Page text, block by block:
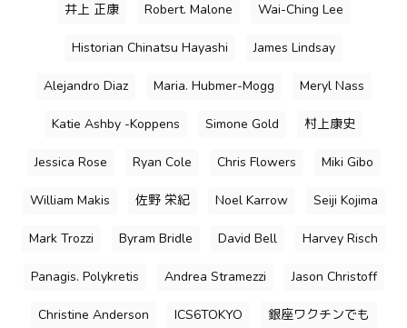
井上 正康 Robert. Malone Wai-Ching Lee
Historian Chinatsu Hayashi James Lindsay
Alejandro Diaz Maria. Hubmer-Mogg Meryl Nass
Katie Ashby -Koppens Simone Gold 村上康史
Jessica Rose Ryan Cole Chris Flowers Miki Gibo
William Makis 佐野 栄紀 Noel Karrow Seiji Kojima
Mark Trozzi Byram Bridle David Bell Harvey Risch
Panagis. Polykretis Andrea Stramezzi Jason Christoff
Christine Anderson ICS6TOKYO 銀座ワクチンでも